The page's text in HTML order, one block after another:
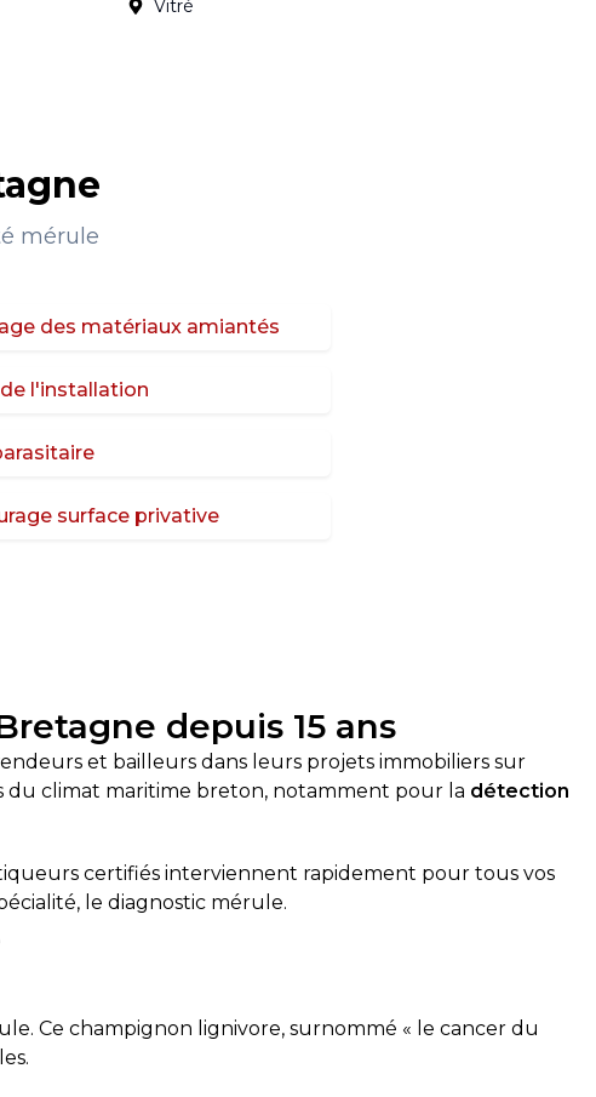
Vitré
mérule
des matériaux amiantés
l'installation
surface privative
depuis 15 ans
et bailleurs dans leurs projets immobiliers sur
du climat maritime breton, notamment pour la détection
certifiés interviennent rapidement pour tous vos
le diagnostic mérule.
Ce champignon lignivore, surnommé « le cancer du